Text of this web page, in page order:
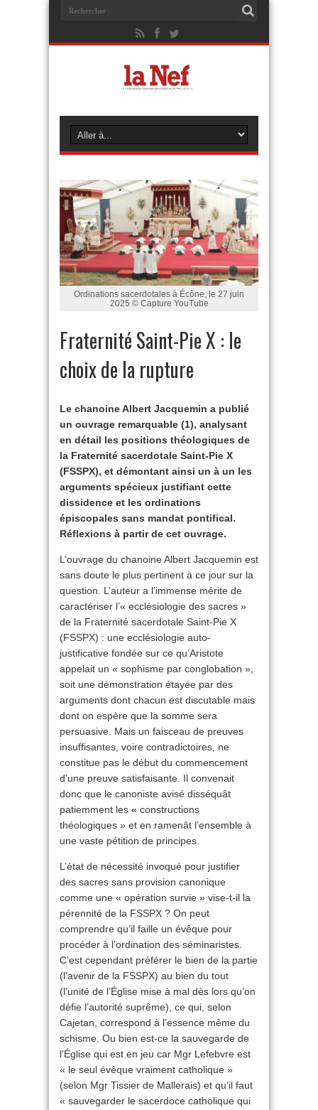
Ordinations sacerdotales à Écône, le 27 juin
2025 © Capture YouTube
Fraternité Saint-Pie X : le
choix de la rupture
Le chanoine Albert Jacquemin a publié
un ouvrage remarquable (1), analysant
en détail les positions théologiques de
la Fraternité sacerdotale Saint-Pie X
(FSSPX), et démontant ainsi un à un les
arguments spécieux justifiant cette
dissidence et les ordinations
épiscopales sans mandat pontifical.
Réflexions à partir de cet ouvrage.
L’ouvrage du chanoine Albert Jacquemin est
sans doute le plus pertinent à ce jour sur la
question. L’auteur a l’immense mérite de
caractériser l’« ecclésiologie des sacres »
de la Fraternité sacerdotale Saint-Pie X
(FSSPX) : une ecclésiologie auto-
justificative fondée sur ce qu’Aristote
appelait un « sophisme par conglobation »,
soit une démonstration étayée par des
arguments dont chacun est discutable mais
dont on espère que la somme sera
persuasive. Mais un faisceau de preuves
insuffisantes, voire contradictoires, ne
constitue pas le début du commencement
d’une preuve satisfaisante. Il convenait
donc que le canoniste avisé disséquât
patiemment les « constructions
théologiques » et en ramenât l’ensemble à
une vaste pétition de principes.
L’état de nécessité invoqué pour justifier
des sacres sans provision canonique
comme une « opération survie » vise-t-il la
pérennité de la FSSPX ? On peut
comprendre qu’il faille un évêque pour
procéder à l’ordination des séminaristes.
C’est cependant préférer le bien de la partie
(l’avenir de la FSSPX) au bien du tout
(l’unité de l’Église mise à mal dès lors qu’on
défie l’autorité suprême), ce qui, selon
Cajetan, correspond à l’essence même du
schisme. Ou bien est-ce la sauvegarde de
l’Église qui est en jeu car Mgr Lefebvre est
« le seul évêque vraiment catholique »
(selon Mgr Tissier de Mallerais) et qu’il faut
« sauvegarder le sacerdoce catholique qui